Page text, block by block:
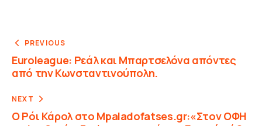
PREVIOUS
Euroleague: Ρεάλ και Μπαρτσελόνα απόντες
από την Κωνσταντινούπολη.
NEXT
Ο Ρόι Κάρολ στο Mpaladofatses.gr:«Στον ΟΦΗ